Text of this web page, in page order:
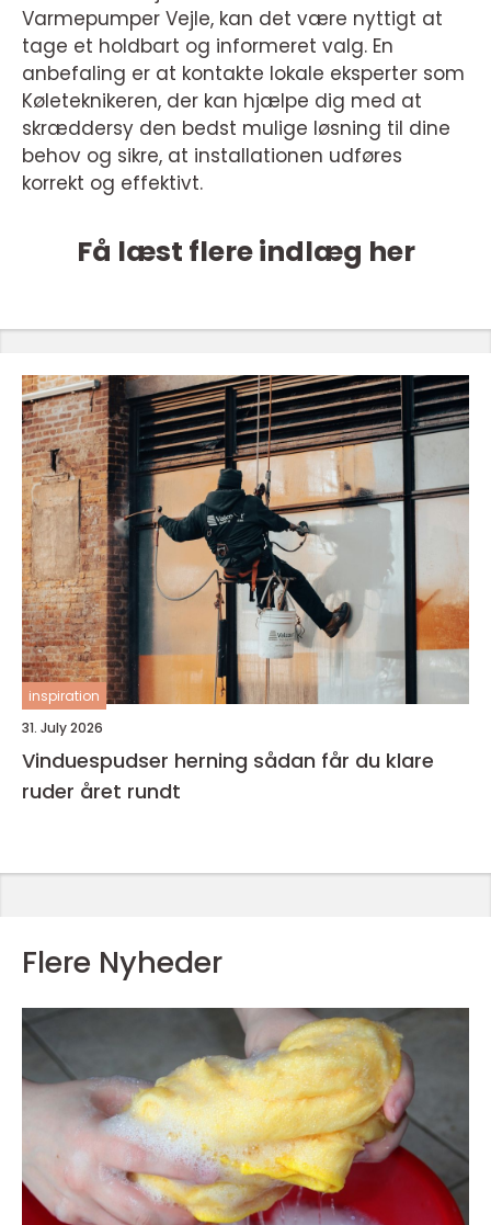
Varmepumper Vejle, kan det være nyttigt at
tage et holdbart og informeret valg. En
anbefaling er at kontakte lokale eksperter som
Køleteknikeren, der kan hjælpe dig med at
skræddersy den bedst mulige løsning til dine
behov og sikre, at installationen udføres
korrekt og effektivt.
Få læst flere indlæg her
inspiration
31. July 2026
Vinduespudser herning sådan får du klare
ruder året rundt
Flere Nyheder